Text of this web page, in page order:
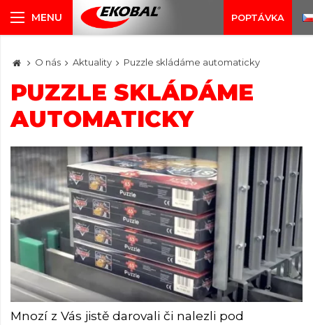
POPTÁVKA
O nás Aktuality Puzzle skládáme automaticky
PUZZLE SKLÁDÁME
AUTOMATICKY
Mnozí z Vás jistě darovali či nalezli pod